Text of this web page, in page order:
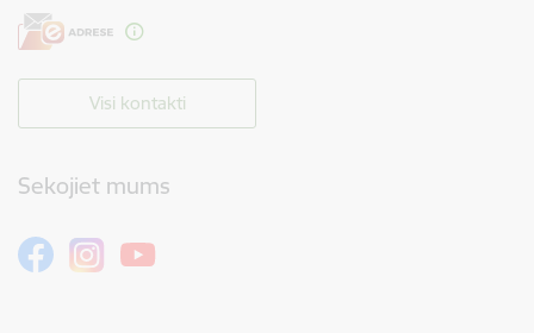
Visi kontakti
Sekojiet mums